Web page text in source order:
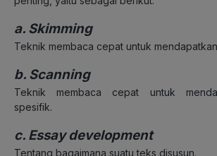
a. Skimming
Teknik membaca cepat untuk
b. Scanning
Teknik membaca cepat untuk
spesifik.
c. Essay development
Tentang bagaimana suatu teks disusun.